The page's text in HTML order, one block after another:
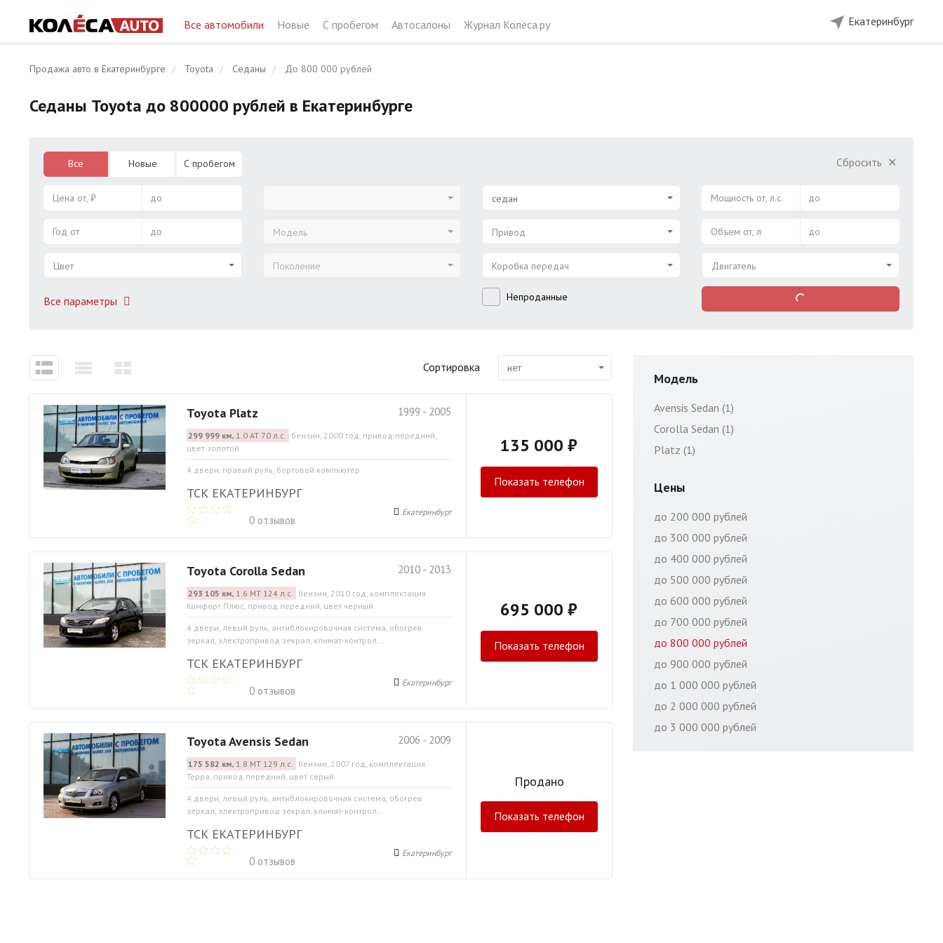
Все автомобили Новые С пробегом Автосалоны Журнал Колёса.ру Екатеринбург
Продажа авто в Екатеринбурге Toyota Седаны До 800 000 рублей
Седаны Toyota до 800000 рублей в Екатеринбурге
Все Новые С пробегом
Цена от, ₽ до
Год от до
Цвет
Все параметры
Модель
Поколение
седан
Привод
Коробка передач
Непроданные
Сбросить ✕
Мощность от, л.с. до
Объем от, л до
Двигатель
Сортировка нет
1999 - 2005
Toyota Platz
299 999 км,1.0 АТ 70 л.с. бензин, 2000 год, привод передний,
цвет золотой
4 двери, правый руль, бортовой компьютер
ТСК ЕКАТЕРИНБУРГ
0 отзывов
Екатеринбург
135 000 ₽
Показать телефон
2010 - 2013
Toyota Corolla Sedan
293 105 км,1.6 МТ 124 л.с. бензин, 2010 год, комплектация
Комфорт Плюс, привод передний, цвет черный
4 двери, левый руль, антиблокировочная система, обогрев
зеркал, электропривод зекрал, климат-контрол...
ТСК ЕКАТЕРИНБУРГ
0 отзывов
Екатеринбург
695 000 ₽
Показать телефон
2006 - 2009
Toyota Avensis Sedan
175 582 км,1.8 МТ 129 л.с. бензин, 2007 год, комплектация
Терра, привод передний, цвет серый
4 двери, левый руль, антиблокировочная система, обогрев
зеркал, электропривод зекрал, климат-контрол...
ТСК ЕКАТЕРИНБУРГ
0 отзывов
Екатеринбург
Продано
Показать телефон
Модель
Avensis Sedan (1)
Corolla Sedan (1)
Platz (1)
Цены
до 200 000 рублей
до 300 000 рублей
до 400 000 рублей
до 500 000 рублей
до 600 000 рублей
до 700 000 рублей
до 800 000 рублей
до 900 000 рублей
до 1 000 000 рублей
до 2 000 000 рублей
до 3 000 000 рублей